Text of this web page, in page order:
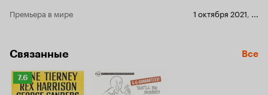
Премьера в мире 1 октября 2021
Связанные Все
Рейтинг
Кинопоиска
7.6